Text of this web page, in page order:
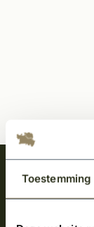
Toestemming
Meld je
over onze
Aanmelden